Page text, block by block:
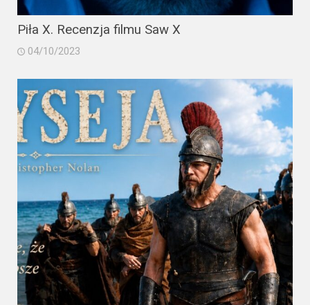
Piła X. Recenzja filmu Saw X
04/10/2023